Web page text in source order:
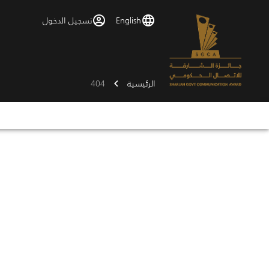
English تسجيل الدخول
الرئيسية 404